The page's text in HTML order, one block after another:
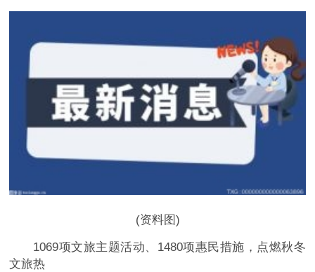
(资料图)
1069项文旅主题活动、1480项惠民措施，点燃秋冬
文旅热